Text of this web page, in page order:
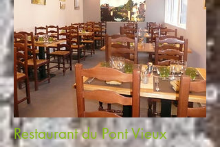
Restaurant du Pont Vieux